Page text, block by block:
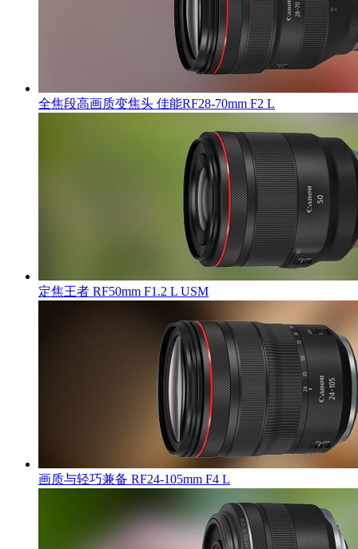
全焦段高画质变焦头 佳能RF28-70mm F2 L
定焦王者 RF50mm F1.2 L USM
画质与轻巧兼备 RF24-105mm F4 L